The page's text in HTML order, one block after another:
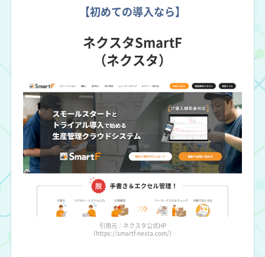
【初めての導入なら】
ネクスタSmartF
（ネクスタ）
引用元：ネクスタ公式HP
（https://smartf-nexta.com/）